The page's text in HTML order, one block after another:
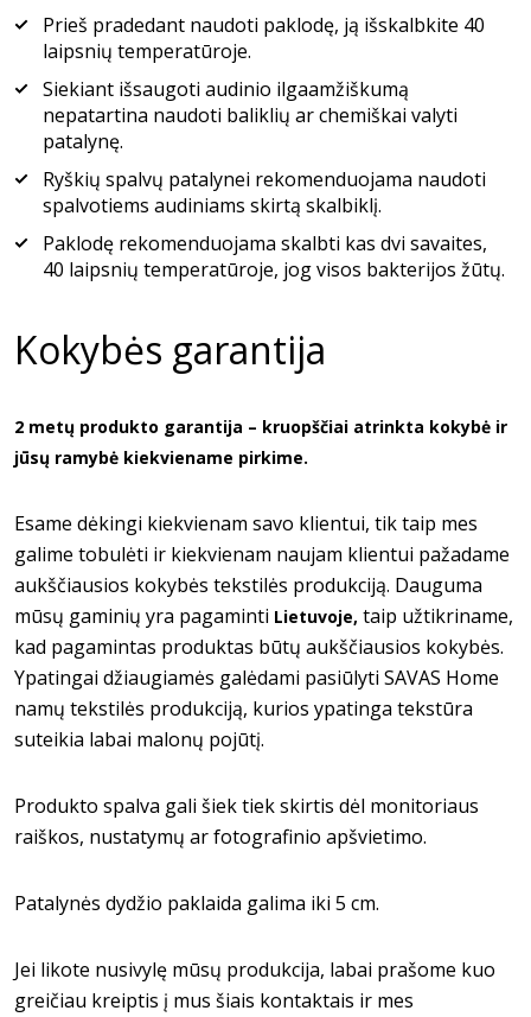
Prieš pradedant naudoti paklodę, ją išskalbkite 40
laipsnių temperatūroje.
Siekiant išsaugoti audinio ilgaamžiškumą
nepatartina naudoti baliklių ar chemiškai valyti
patalynę.
Ryškių spalvų patalynei rekomenduojama naudoti
spalvotiems audiniams skirtą skalbiklį.
Paklodę rekomenduojama skalbti kas dvi savaites,
40 laipsnių temperatūroje, jog visos bakterijos žūtų.
Kokybės garantija
2 metų produkto garantija – kruopščiai atrinkta kokybė ir
jūsų ramybė kiekviename pirkime.
Esame dėkingi kiekvienam savo klientui, tik taip mes
galime tobulėti ir kiekvienam naujam klientui pažadame
aukščiausios kokybės tekstilės produkciją. Dauguma
mūsų gaminių yra pagaminti Lietuvoje, taip užtikriname,
kad pagamintas produktas būtų aukščiausios kokybės.
Ypatingai džiaugiamės galėdami pasiūlyti SAVAS Home
namų tekstilės produkciją, kurios ypatinga tekstūra
suteikia labai malonų pojūtį.
Produkto spalva gali šiek tiek skirtis dėl monitoriaus
raiškos, nustatymų ar fotografinio apšvietimo.
Patalynės dydžio paklaida galima iki 5 cm.
Jei likote nusivylę mūsų produkcija, labai prašome kuo
greičiau kreiptis į mus šiais kontaktais ir mes